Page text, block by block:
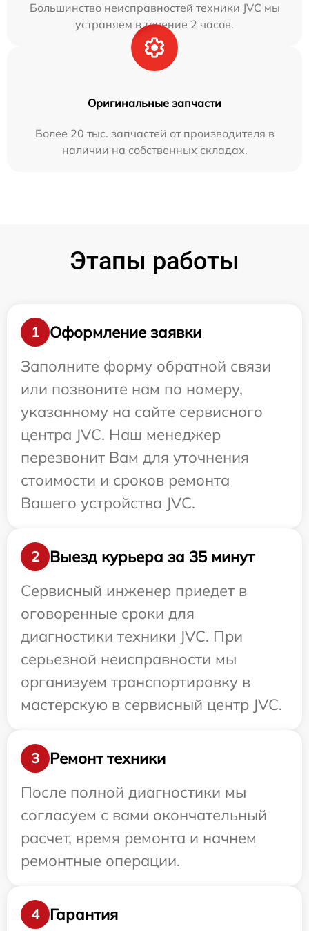
Большинство неисправностей техники JVC мы
устраняем в течение 2 часов.
Оригинальные запчасти
Более 20 тыс. запчастей от производителя в
наличии на собственных складах.
Этапы работы
1
Оформление заявки
Заполните форму обратной связи
или позвоните нам по номеру,
указанному на сайте сервисного
центра JVC. Наш менеджер
перезвонит Вам для уточнения
стоимости и сроков ремонта
Вашего устройства JVC.
2
Выезд курьера за 35 минут
Сервисный инженер приедет в
оговоренные сроки для
диагностики техники JVC. При
серьезной неисправности мы
организуем транспортировку в
мастерскую в сервисный центр JVC.
3
Ремонт техники
После полной диагностики мы
согласуем с вами окончательный
расчет, время ремонта и начнем
ремонтные операции.
4 Гарантия